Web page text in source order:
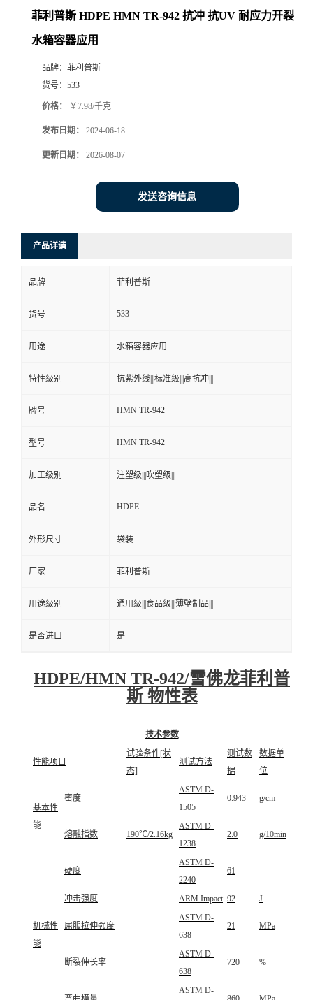
菲利普斯 HDPE HMN TR-942 抗冲 抗UV 耐应力开裂
水箱容器应用
品牌： 菲利普斯
货号： 533
价格： ￥7.98/千克
发布日期： 2024-06-18
更新日期： 2026-08-07
发送咨询信息
产品详请
品牌 菲利普斯
货号 533
用途 水箱容器应用
特性级别 抗紫外线|||标准级|||高抗冲|||
牌号 HMN TR-942
型号 HMN TR-942
加工级别 注塑级|||吹塑级|||
品名 HDPE
外形尺寸 袋装
厂家 菲利普斯
用途级别 通用级|||食品级|||薄壁制品|||
是否进口 是
HDPE/HMN TR-942/雪佛龙菲利普
斯 物性表
技术参数
性能项目
试验条件[状
态]
测试方法
测试数
据
数据单
位
基本性
能
密度
ASTM D-
1505
0.943 g/cm
熔融指数 190℃/2.16kg
ASTM D-
1238
2.0 g/10min
机械性
能
硬度
ASTM D-
2240
61
冲击强度 ARM Impact 92 J
屈服拉伸强度
ASTM D-
638
21 MPa
断裂伸长率
ASTM D-
638
720 %
ASTM D-